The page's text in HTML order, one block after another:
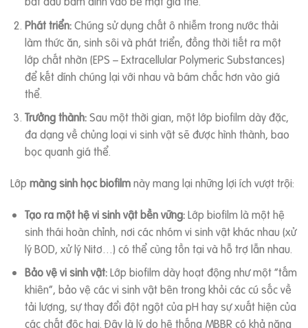
Phát triển:Chúng sử dụng chất ô nhiễm trong nước thải
làm thức ăn, sinh sôi và phát triển, đồng thời tiết ra một
lớp chất nhờn (EPS – Extracellular Polymeric Substances)
để kết dính chúng lại với nhau và bám chắc hơn vào giá
thể.
Trưởng thành:Sau một thời gian, một lớp biofilm dày đặc,
đa dạng về chủng loại vi sinh vật sẽ được hình thành, bao
bọc quanh giá thể.
Lớp màng sinh học biofilmnày mang lại những lợi ích vượt trội:
Tạo ra một hệ vi sinh vật bền vững:Lớp biofilm là một hệ
sinh thái hoàn chỉnh, nơi các nhóm vi sinh vật khác nhau (xử
lý BOD, xử lý Nitơ…) có thể cùng tồn tại và hỗ trợ lẫn nhau.
Bảo vệ vi sinh vật:Lớp biofilm dày hoạt động như một “tấm
khiên”, bảo vệ các vi sinh vật bên trong khỏi các cú sốc về
tải lượng, sự thay đổi đột ngột của pH hay sự xuất hiện của
các chất độc hại. Đây là lý do hệ thống MBBR có khả năng